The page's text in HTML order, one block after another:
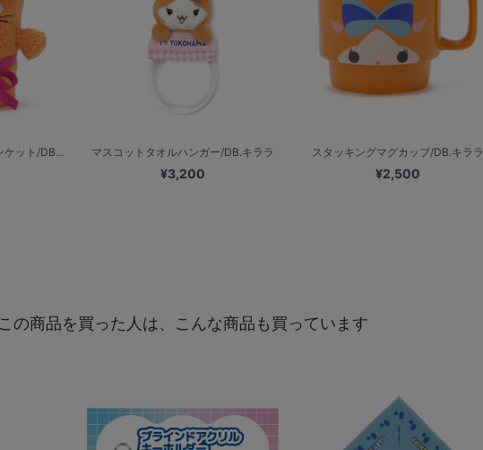
ケット/DB... マスコットタオルハンガー/DB.キララ
¥3,200
スタッキングマグカップ/DB.キララ
¥2,500
この商品を買った人は、こんな商品も買っています